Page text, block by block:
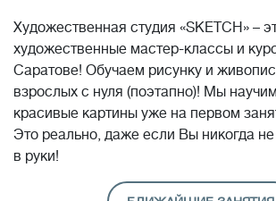
Художественная студия «SKETCH» –
художественные мастер-классы и
Саратове! Обучаем рисунку и
взрослых с нуля (поэтапно)! Мы
красивые картины уже на первом
Это реально, даже если Вы никогда не
в руки!